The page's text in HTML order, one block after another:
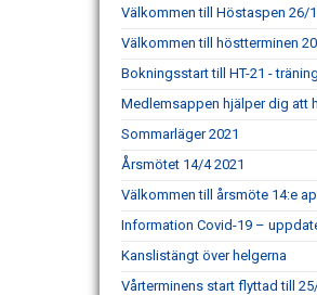
Välkommen till Höstaspen 26/
Välkommen till höstterminen
Bokningsstart till HT-21 -
Medlemsappen hjälper dig att
Sommarläger 2021
Årsmötet 14/4 2021
Välkommen till årsmöte 14:e
Information Covid-19 –
Kanslistängt över helgerna
Vårterminens start flyttad till